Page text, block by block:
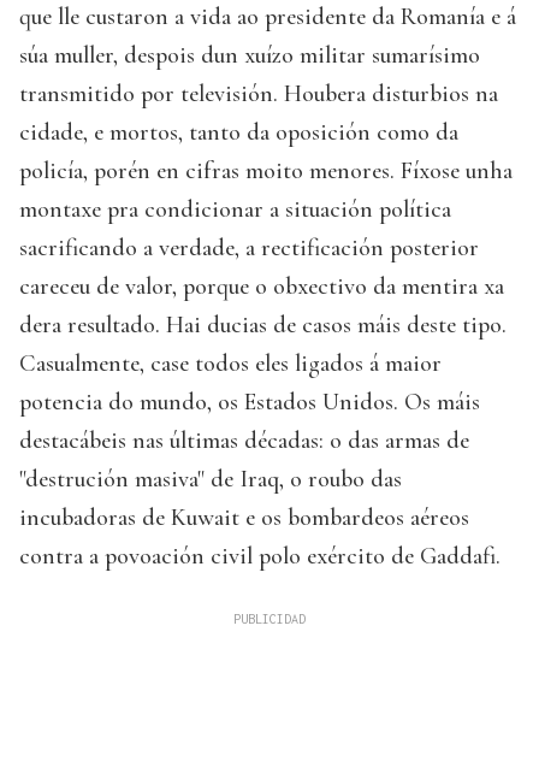
que lle custaron a vida ao presidente da Romanía e á
súa muller, despois dun xuízo militar sumarísimo
transmitido por televisión. Houbera disturbios na
cidade, e mortos, tanto da oposición como da
policía, porén en cifras moito menores. Fíxose unha
montaxe pra condicionar a situación política
sacrificando a verdade, a rectificación posterior
careceu de valor, porque o obxectivo da mentira xa
dera resultado. Hai ducias de casos máis deste tipo.
Casualmente, case todos eles ligados á maior
potencia do mundo, os Estados Unidos. Os máis
destacábeis nas últimas décadas: o das armas de
"destrución masiva" de Iraq, o roubo das
incubadoras de Kuwait e os bombardeos aéreos
contra a povoación civil polo exército de Gaddafi.